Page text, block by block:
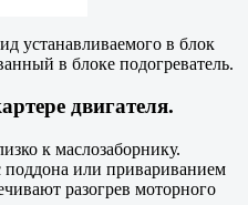
устанавливаемого в блок
в блоке подогреватель.
двигателя.
к маслозаборнику.
поддона или привариванием
разогрев моторного